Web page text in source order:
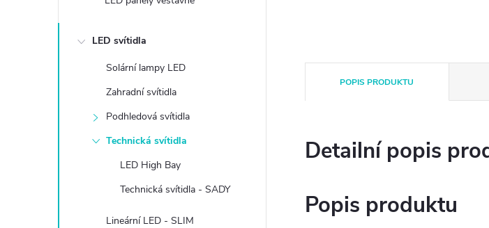
LED svítidla
Solární lampy LED
Zahradní svítidla
Podhledová svítidla
Technická svítidla
LED High Bay
Technická svítidla - SADY
Lineární LED - SLIM
POPIS PRODUKTU
Detailní popis
Popis produktu